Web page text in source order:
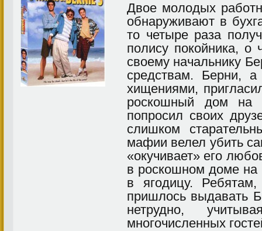
Двое молодых
обнаруживают в
то четыре раза
полису покойника, о
своему начальнику
средствам. Берни,
хищениями,
роскошный дом на
попросил своих
слишком
мафии велел убить
«окучивает» его
в роскошном доме на
в ягодицу.
пришлось выдавать
нетрудно,
многочисленных